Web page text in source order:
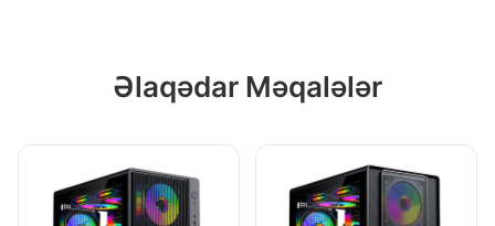
Əlaqədar Məqalələr